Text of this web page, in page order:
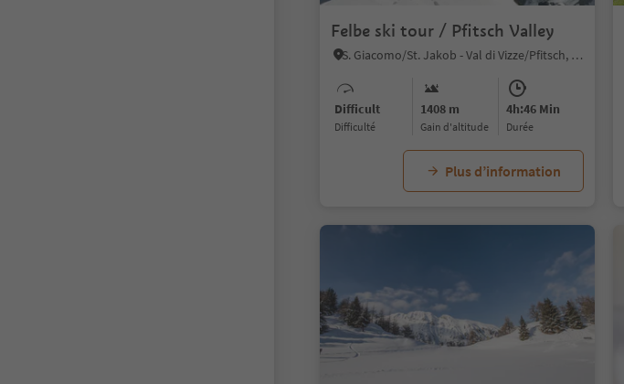
Felbe ski tour / Pfitsch Valley
S. Giacomo/St. Jakob - Val di Vizze/Pfitsch, Pfitsch/Val di Vizze, Sterzing/Vipiteno and environs
Difficult
Difficulté
1408 m
Gain d'altitude
4h:46 Min
durée
Plus d’information